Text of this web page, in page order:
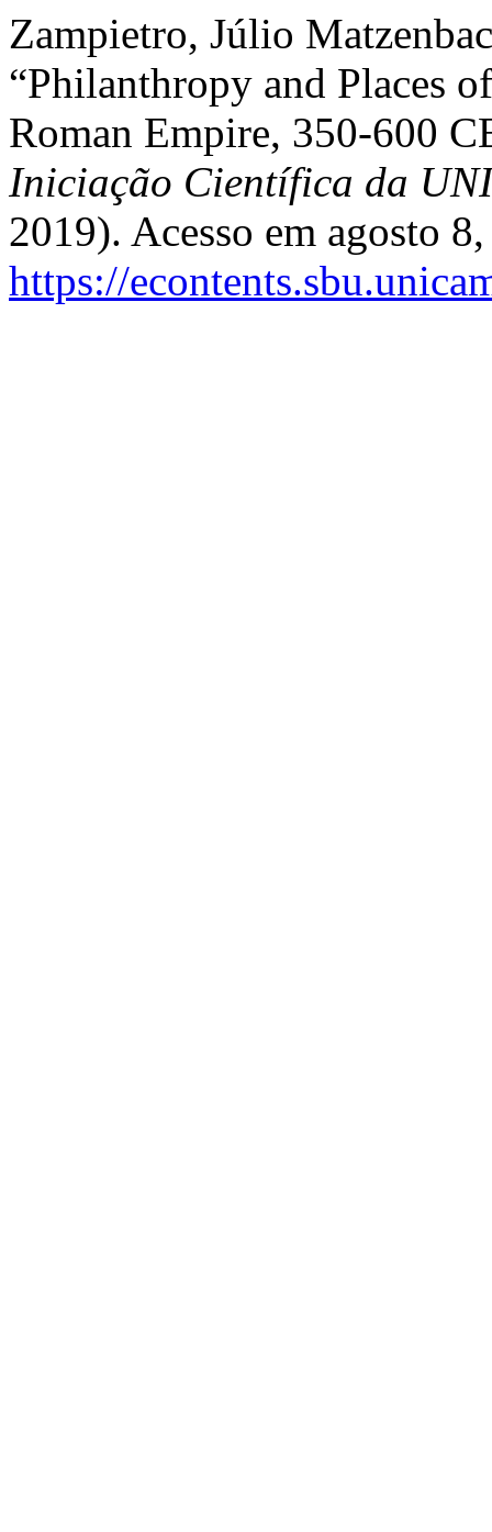
Zampietro, Júlio
“Philanthropy and Places
Roman Empire, 350-600
Iniciação Científica da
2019). Acesso em agosto
https://